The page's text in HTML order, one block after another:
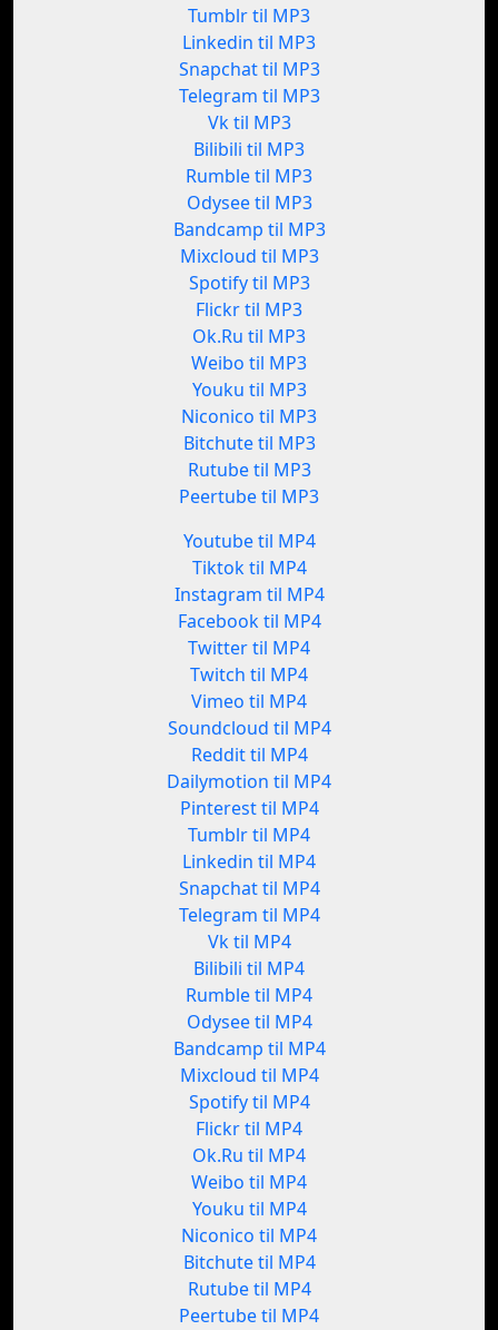
Tumblr til MP3
Linkedin til MP3
Snapchat til MP3
Telegram til MP3
Vk til MP3
Bilibili til MP3
Rumble til MP3
Odysee til MP3
Bandcamp til MP3
Mixcloud til MP3
Spotify til MP3
Flickr til MP3
Ok.Ru til MP3
Weibo til MP3
Youku til MP3
Niconico til MP3
Bitchute til MP3
Rutube til MP3
Peertube til MP3
Youtube til MP4
Tiktok til MP4
Instagram til MP4
Facebook til MP4
Twitter til MP4
Twitch til MP4
Vimeo til MP4
Soundcloud til MP4
Reddit til MP4
Dailymotion til MP4
Pinterest til MP4
Tumblr til MP4
Linkedin til MP4
Snapchat til MP4
Telegram til MP4
Vk til MP4
Bilibili til MP4
Rumble til MP4
Odysee til MP4
Bandcamp til MP4
Mixcloud til MP4
Spotify til MP4
Flickr til MP4
Ok.Ru til MP4
Weibo til MP4
Youku til MP4
Niconico til MP4
Bitchute til MP4
Rutube til MP4
Peertube til MP4